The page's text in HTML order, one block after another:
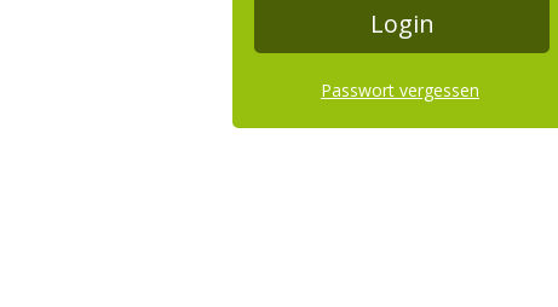
Passwort vergessen